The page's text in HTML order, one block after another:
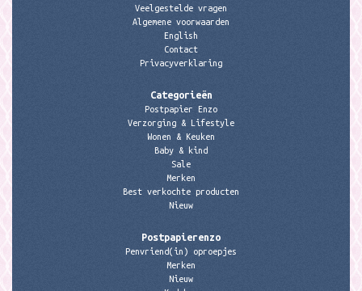
Veelgestelde vragen
Algemene voorwaarden
English
Contact
Privacyverklaring
Categorieën
Postpapier Enzo
Verzorging & Lifestyle
Wonen & Keuken
Baby & kind
Sale
Merken
Best verkochte producten
Nieuw
Postpapierenzo
Penvriend(in) oproepjes
Merken
Nieuw